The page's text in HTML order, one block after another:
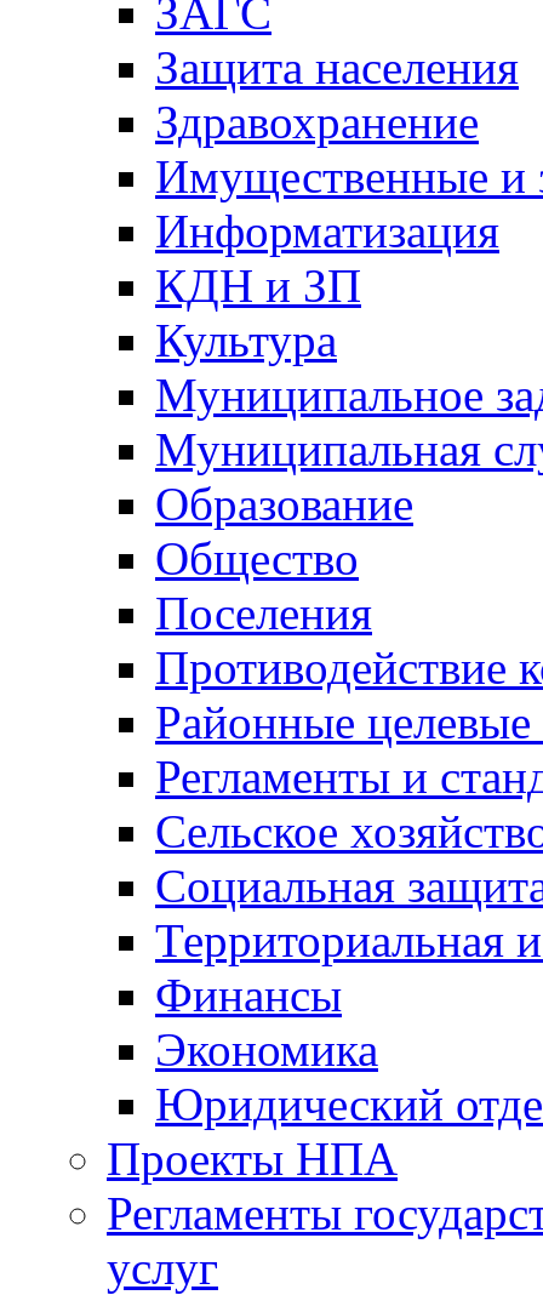
ЗАГС
Защита населения
Здравохранение
Имущественные и
Информатизация
КДН и ЗП
Культура
Муниципальное
Муниципальная
Образование
Общество
Поселения
Противодействие
Районные
Регламенты и
Сельское
Социальная
Территориальная
Финансы
Экономика
Юридический
Проекты НПА
Регламенты
услуг